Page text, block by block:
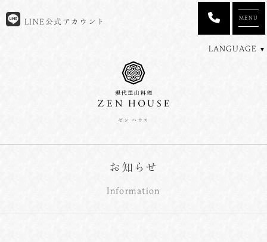
ゼン ハウス
LINE公式アカウント
LANGUAGE
MENU
お知らせ
Information